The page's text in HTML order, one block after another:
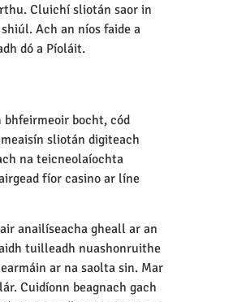
Cluichí sliotán saor in
Ach an níos faide a
dó a Píoláit.
bhfeirmeoir bocht, cód
sliotán digiteach
na teicneolaíochta
fíor casino ar líne
anailíseacha gheall ar an
tuilleadh nuashonruithe
ar na saolta sin. Mar
Cuidíonn beagnach gach